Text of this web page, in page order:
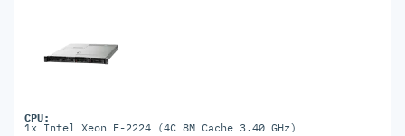
CPU:
1x Intel Xeon E-2224 (4C 8M Cache 3.40 GHz)